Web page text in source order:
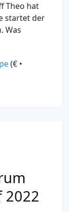
Theo hat
startet der
Was
(€ •
2022